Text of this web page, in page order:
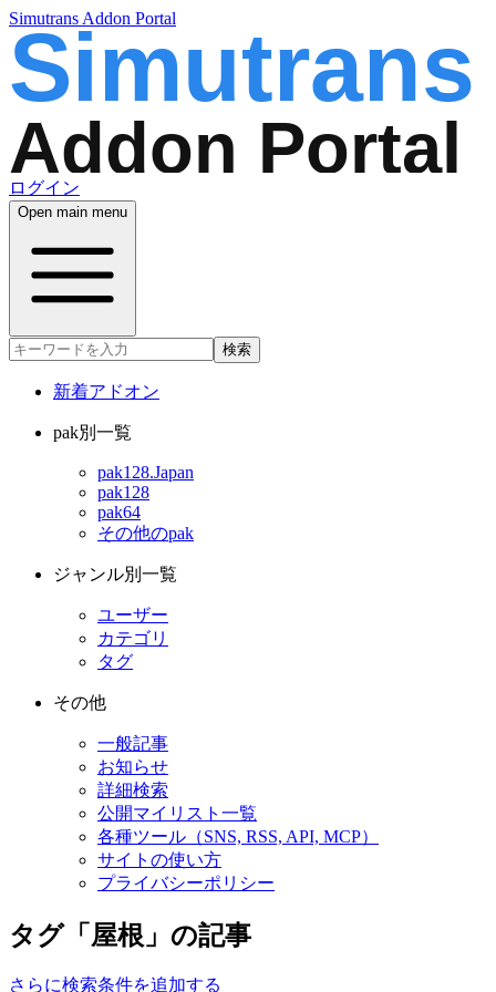
Simutrans Addon Portal
ログイン
Open main menu
検索
新着アドオン
pak別一覧
pak128.Japan
pak128
pak64
その他のpak
ジャンル別一覧
ユーザー
カテゴリ
タグ
その他
一般記事
お知らせ
詳細検索
公開マイリスト一覧
各種ツール（SNS, RSS, API, MCP）
サイトの使い方
プライバシーポリシー
タグ「屋根」の記事
さらに検索条件を追加する